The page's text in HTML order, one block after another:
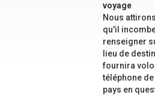
voyage
Nous
qu'il
renseigner
lieu de
fournira
téléphone
pays en